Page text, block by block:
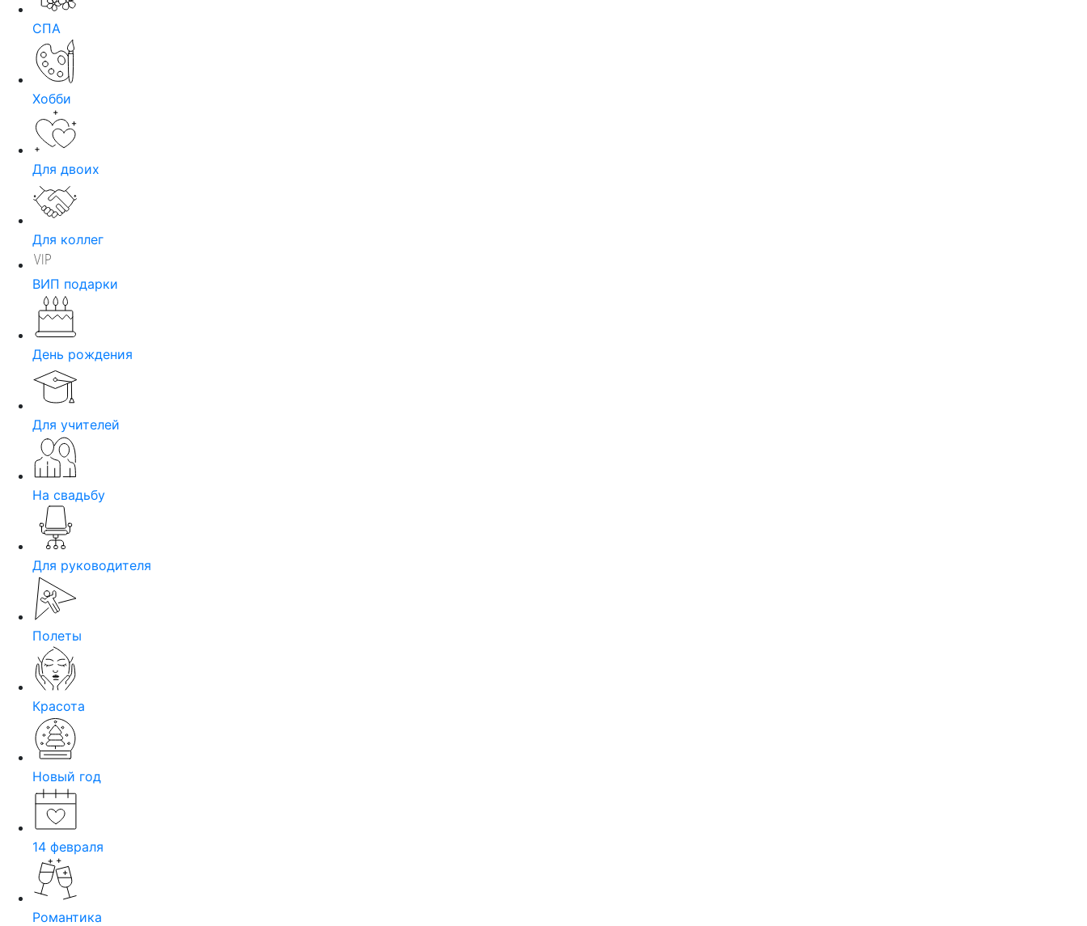
СПА
Хобби
Для двоих
Для коллег
ВИП подарки
День рождения
Для учителей
На свадьбу
Для руководителя
Полеты
Красота
Новый год
14 февраля
Романтика